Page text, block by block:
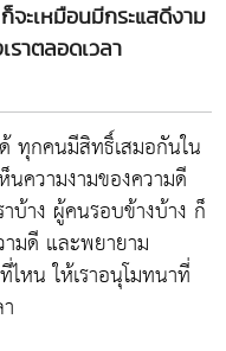
ะเหมือนมีกระแสดีงาม
ราตลอดเวลา
ทุกคนมีสิทธิ์เสมอกันใน
นความงามของความดี
บ้าง ผู้คนรอบข้างบ้าง ก็
ามดี และพยายาม
หน ให้เราอนุโมทนาที่